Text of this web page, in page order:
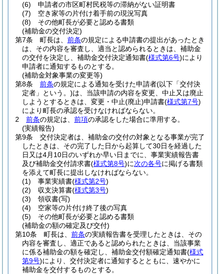
(6)
申請者の市区町村民税等の滞納がない証明書
(7)
空き家等の片付け着手前の現況写真
(8)
その他町長が必要と認める書類
(補助金の交付決定)
第7条
町長は、 前条の規定による申請書の提出があったとき
は、その内容を審査し、適当と認められるときは、補助金
の交付を決定し、補助金交付決定通知書(様式第6号)により
申請者に通知するものとする。
(補助金対象事業の変更等)
第8条
前条の規定による通知を受けた申請者(以下「交付決
定者」という。)は、当該申請の内容を変更、中止又は廃止
しようとするときは、変更・中止(廃止)申請書(様式第7号)
により町長の承認を受けなければならない。
2
前条の規定は、 前項の承認をした場合に準用する。
(実績報告)
第9条
交付決定者は、補助金の交付の対象となる事業が完了
したときは、その完了した日から起算して30日を経過した
日又は4月10日のいずれか早い日までに、事業実績報告書
及び補助金交付請求書(様式第8号)に次の各号に掲げる書類
を添えて町長に提出しなければならない。
(1)
事業実績書(様式第2号)
(2)
収支決算書(様式第3号)
(3)
領収書(写)
(4)
空家等の片付け終了後の写真
(5)
その他町長が必要と認める書類
(補助金の額の確定及び交付)
第10条
町長は、 前条の実績報告書を受理したときは、その
内容を審査し、適正であると認められたときは、当該事業
に係る補助金の額を確定し、補助金交付額確定通知書(様式
第9号)により、交付決定者に通知するとともに、速やかに
補助金を交付するものとする。